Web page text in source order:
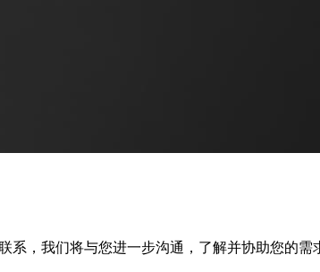
系，我们将与您进一步沟通，了解并协助您的需